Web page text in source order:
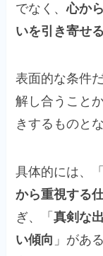
でなく、心か
いを引き寄せる
表面的な条件
解し合うこと
きするものと
具体的には、「
から重視する
ぎ、「真剣な
い傾向 」があ